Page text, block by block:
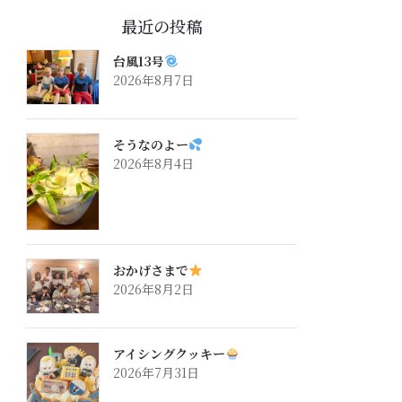
最近の投稿
台風13号
2026年8月7日
そうなのよー
2026年8月4日
おかげさまで
2026年8月2日
アイシングクッキー
2026年7月31日